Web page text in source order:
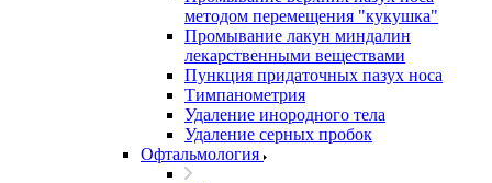
методом перемещения "кукушка"
Промывание лакун миндалин
лекарственными веществами
Пункция придаточных пазух носа
Тимпанометрия
Удаление инородного тела
Удаление серных пробок
Офтальмология